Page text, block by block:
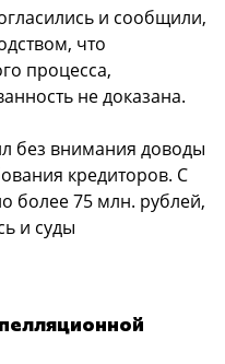
и сообщили,
что
процесса,
не доказана.
без внимания доводы
кредиторов. С
более 75 млн. рублей,
и суды